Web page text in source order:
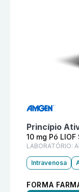
Princípio
10 mg Pó
LABORATÓRIO:
Intravenosa
FORMA